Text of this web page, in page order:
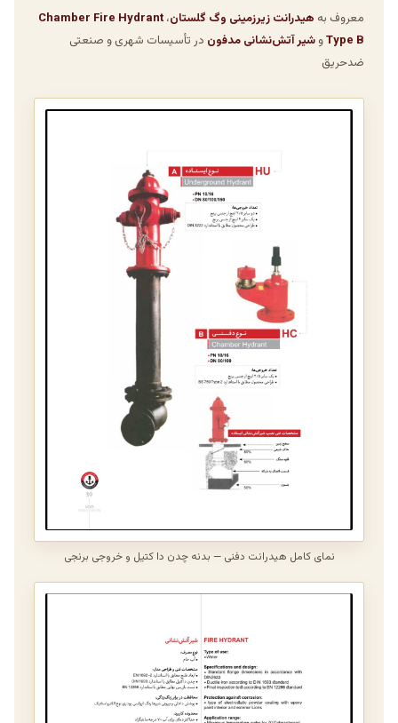
معروف به هیدرانت زیرزمینی وگ گلستان، Chamber Fire Hydrant
Type Bو شیر آتش‌نشانی مدفون در تأسیسات شهری و صنعتی
ضدحریق
نمای کامل هیدرانت دفنی — بدنه چدن دا کتیل و خروجی برنجی